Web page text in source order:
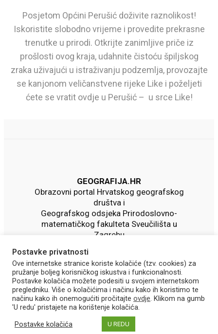
Posjetom Općini Perušić doživite raznolikost!
Iskoristite slobodno vrijeme i provedite prekrasne
trenutke u prirodi. Otkrijte zanimljive priče iz
prošlosti ovog kraja, udahnite čistoću špiljskog
zraka uživajući u istraživanju podzemlja, provozajte
se kanjonom veličanstvene rijeke Like i poželjeti
ćete se vratit ovdje u Perušić – u srce Like!
GEOGRAFIJA.HR
Obrazovni portal Hrvatskog geografskog
društva i
Geografskog odsjeka Prirodoslovno-
matematičkog fakulteta Sveučilišta u
Zagrebu
Postavke privatnosti
Ove internetske stranice koriste kolačiće (tzv. cookies) za
pružanje boljeg korisničkog iskustva i funkcionalnosti.
Postavke kolačića možete podesiti u svojem internetskom
pregledniku. Više o kolačićima i načinu kako ih koristimo te
načinu kako ih onemogućiti pročitajte ovdje. Klikom na gumb
'U redu' pristajete na korištenje kolačića.
Postavke kolačića
U REDU